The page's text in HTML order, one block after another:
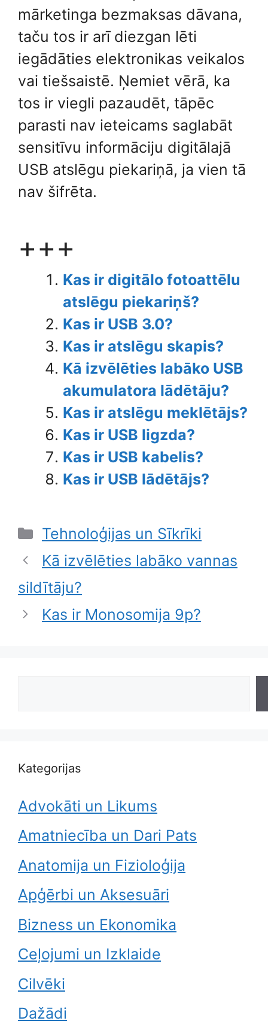
mārketinga bezmaksas dāvana,
taču tos ir arī diezgan lēti
iegādāties elektronikas veikalos
vai tiešsaistē. Ņemiet vērā, ka
tos ir viegli pazaudēt, tāpēc
parasti nav ieteicams saglabāt
sensitīvu informāciju digitālajā
USB atslēgu piekariņā, ja vien tā
nav šifrēta.
+++
Kas ir digitālo fotoattēlu
atslēgu piekariņš?
Kas ir USB 3.0?
Kas ir atslēgu skapis?
Kā izvēlēties labāko USB
akumulatora lādētāju?
Kas ir atslēgu meklētājs?
Kas ir USB ligzda?
Kas ir USB kabelis?
Kas ir USB lādētājs?
Categories
Tehnoloģijas un Sīkrīki
Kā izvēlēties labāko vannas
sildītāju?
Kas ir Monosomija 9p?
Kategorijas
Advokāti un Likums
Amatniecība un Dari Pats
Anatomija un Fizioloģija
Apģērbi un Aksesuāri
Bizness un Ekonomika
Ceļojumi un Izklaide
Cilvēki
Dažādi